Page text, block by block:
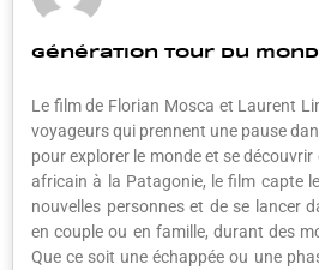
Génération tour du
Le film de Florian Mosca et Laurent
voyageurs qui prennent une pause
pour explorer le monde et se
africain à la Patagonie, le film capte
nouvelles personnes et de se lancer
en couple ou en famille, durant des
Que ce soit une échappée ou une